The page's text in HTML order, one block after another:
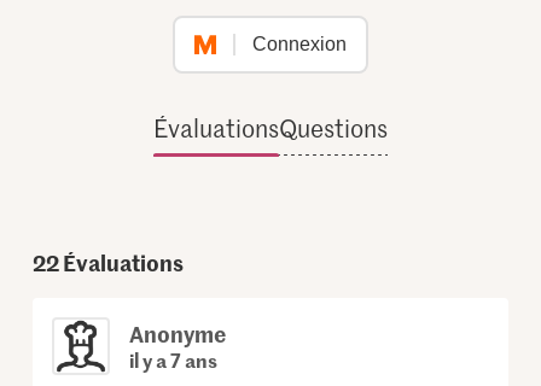
Connexion
ÉvaluationsQuestions
22Évaluations
Anonyme
il y a 7 ans